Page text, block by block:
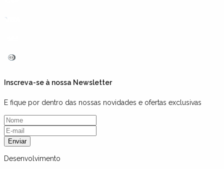
Inscreva-se à nossa Newsletter
E fique por dentro das nossas novidades e ofertas exclusivas
Enviar
Desenvolvimento